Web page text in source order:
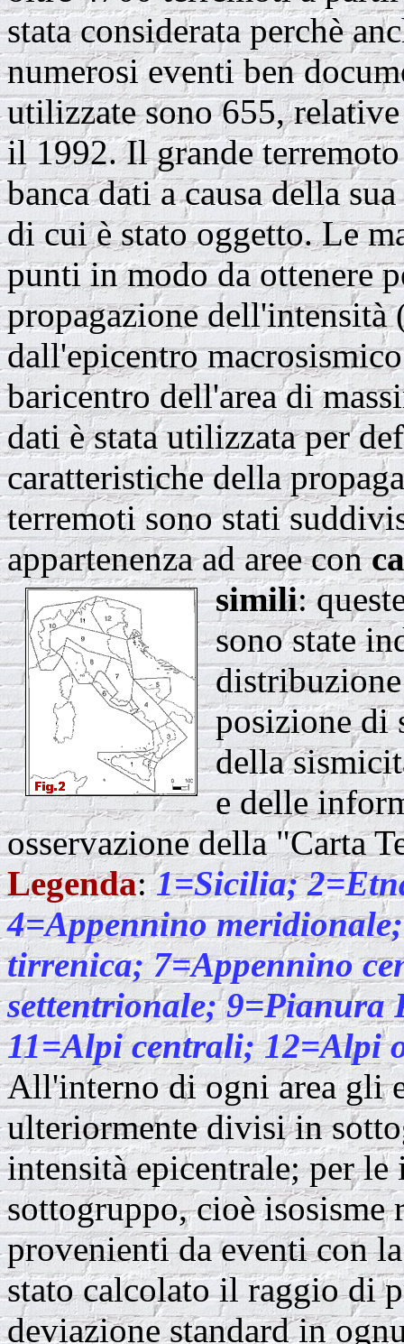
stata considerata perchè
numerosi eventi ben
utilizzate sono 655,
il 1992. Il grande
banca dati a causa della
di cui è stato oggetto. Le
punti in modo da ottenere
propagazione
dall'epicentro
baricentro dell'area di
dati è stata utilizzata per
caratteristiche della
terremoti sono stati
appartenenza ad aree con
simili:
sono state
posizione di
della
e delle
osservazione della "Carta
Legenda:1=Sicilia;
4=Appennino
tirrenica; 7=Appennino
settentrionale; 9=Pianura
11=Alpi centrali; 12=Alpi
All'interno di ogni area gli
ulteriormente divisi in
intensità epicentrale; per
sottogruppo, cioè isosisme
provenienti da eventi con
stato calcolato il raggio di
deviazione standard in